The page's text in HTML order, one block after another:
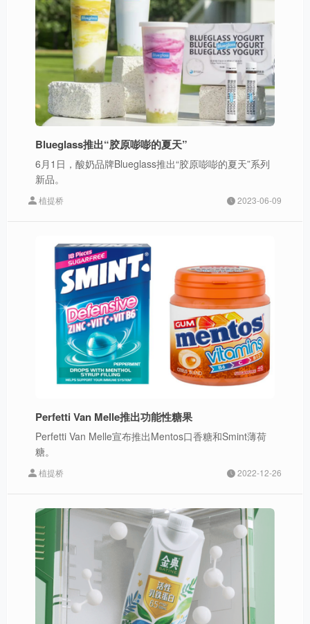
Blueglass推出“胶原嘭嘭的夏天”
6月1日，酸奶品牌Blueglass推出“胶原嘭嘭的夏天”系列
新品。
植提桥 2023-06-09
Perfetti Van Melle推出功能性糖果
Perfetti Van Melle宣布推出Mentos口香糖和Smint薄荷
糖。
植提桥 2022-12-26